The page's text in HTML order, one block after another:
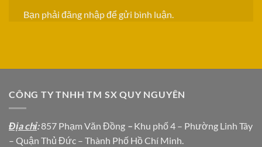
Bạn phải đăng nhậpđể gửi bình luận.
CÔNG TY TNHH TM SX QUY NGUYÊN
Địa chỉ:857 Phạm Văn Đồng – Khu phố 4 – Phường Linh Tây
– Quận Thủ Đức – Thành Phố Hồ Chí Minh.